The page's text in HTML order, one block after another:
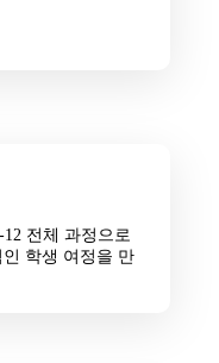
전체 과정으로
학생 여정을 만